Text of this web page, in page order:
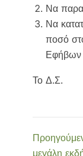
Να
Να
ποσό
Εφήβων
Το Δ.Σ.
μεγάλη